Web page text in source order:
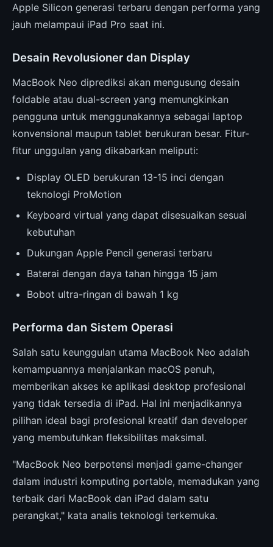
Apple Silicon generasi terbaru dengan performa yang
jauh melampaui iPad Pro saat ini.
Desain Revolusioner dan Display
MacBook Neo diprediksi akan mengusung desain
foldable atau dual-screen yang memungkinkan
pengguna untuk menggunakannya sebagai laptop
konvensional maupun tablet berukuran besar. Fitur-
fitur unggulan yang dikabarkan meliputi:
Display OLED berukuran 13-15 inci dengan
teknologi ProMotion
Keyboard virtual yang dapat disesuaikan sesuai
kebutuhan
Dukungan Apple Pencil generasi terbaru
Baterai dengan daya tahan hingga 15 jam
Bobot ultra-ringan di bawah 1 kg
Performa dan Sistem Operasi
Salah satu keunggulan utama MacBook Neo adalah
kemampuannya menjalankan macOS penuh,
memberikan akses ke aplikasi desktop profesional
yang tidak tersedia di iPad. Hal ini menjadikannya
pilihan ideal bagi profesional kreatif dan developer
yang membutuhkan fleksibilitas maksimal.
"MacBook Neo berpotensi menjadi game-changer
dalam industri komputing portable, memadukan yang
terbaik dari MacBook dan iPad dalam satu
perangkat," kata analis teknologi terkemuka.